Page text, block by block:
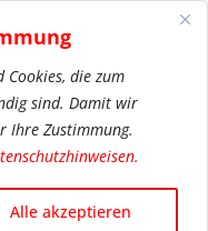
Cookies, die zum
sind. Damit wir
Ihre Zustimmung.
Alle akzeptieren